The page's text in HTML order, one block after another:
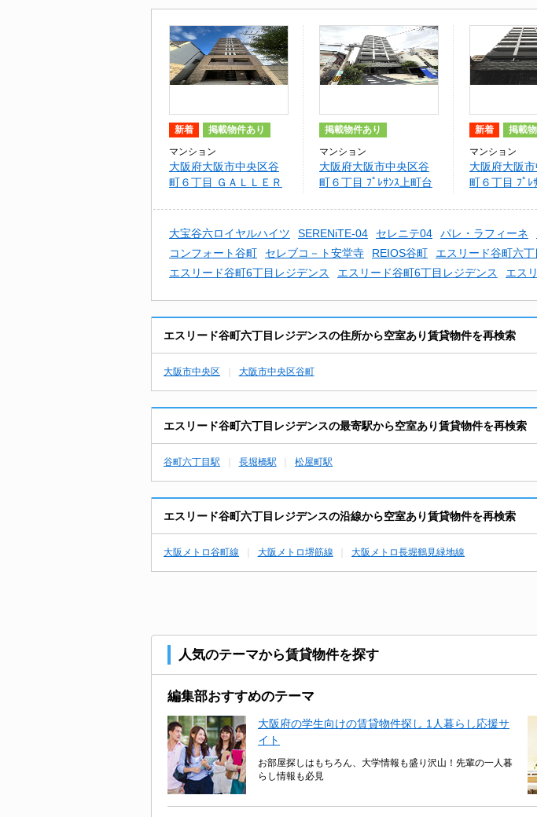
新着 掲載物件あり
マンション
大阪府大阪市中央区谷
町６丁目 ＧＡＬＬＥＲ
掲載物件あり
マンション
大阪府大阪市中央区谷
町６丁目 ﾌﾟﾚｻﾝｽ上町台
新着 掲載
マンション
大阪府大阪
町６丁目 ﾌﾟﾚ
大宝谷六ロイヤルハイツ SERENiTE-04 セレニテ04 パレ・ラフィーネ
コンフォート谷町
セレブコ－ト安堂寺 REIOS谷町 エスリード谷町六
エスリード谷町6丁目レジデンス
エスリード谷町6丁目レジデンス エス
エスリード谷町六丁目レジデンスの住所から空室あり賃貸物件を再検索
大阪市中央区 大阪市中央区谷町
エスリード谷町六丁目レジデンスの最寄駅から空室あり賃貸物件を再検索
谷町六丁目駅 長堀橋駅 松屋町駅
エスリード谷町六丁目レジデンスの沿線から空室あり賃貸物件を再検索
大阪メトロ谷町線 大阪メトロ堺筋線 大阪メトロ長堀鶴見緑地線
人気のテーマから賃貸物件を探す
編集部おすすめのテーマ
大阪府の学生向けの賃貸物件探し 1人暮らし応援サ
イト
お部屋探しはもちろん、大学情報も盛り沢山！先輩の一人暮
らし情報も必見